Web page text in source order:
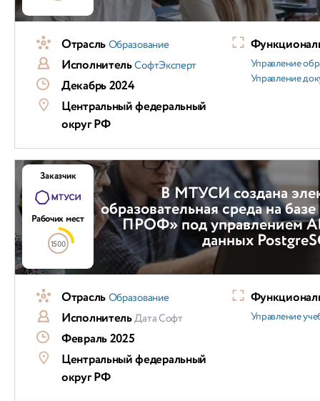
ОтрасльОбразование
ИсполнительСофтЭксперт
Декабрь 2024
Центральный федеральный
округ РФ
Управление
Управление
В МТУСИ создана
образовательная среда на
ПРОФ» под управлением
данных
Заказчик
Рабочих мест
1500
ОтрасльОбразование
ИсполнительДата Софт
Февраль 2025
Центральный федеральный
округ РФ
Управление